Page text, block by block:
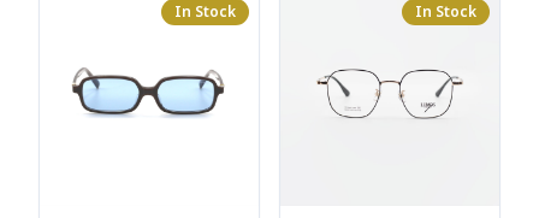
In Stock In Stock